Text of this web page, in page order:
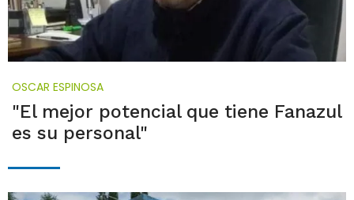
OSCAR ESPINOSA
"El mejor potencial que tiene Fanazul
es su personal"